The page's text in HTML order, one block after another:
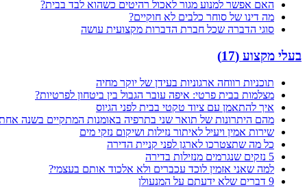
האם אפשר למנוע מגור לאכול רהיטים כשהוא לבד בבית?
מה דינו של סוחר כלבים לא חוקיים?
סוגי הדברה שכל חברת הדברות מקצועית עושה
בעלי מקצוע (
17
)
תוכניות רווחה ארגוניות בעידן של יוקר מחיה
מצלמות בבית פרטי: איפה עובר הגבול בין ביטחון לפרטיות?
איך להתאמן עם ציוד טקטי בבית לפני הגיוס
מהם היתרונות של תואר שני בתרפיה באומנות המתקיים בשנה
שירות אמין ויעיל לאיתור נזילות ושיקום נזקי מים
כל מה שתצטרכו לארגן לפני קניית הדירה
5 נזקים שנגרמים מנזילות בדירה
למה שאני אזמין לוכד עכברים ולא אלכוד אותם בעצמי?
9 דברים שלא ידעתם על המנעולן